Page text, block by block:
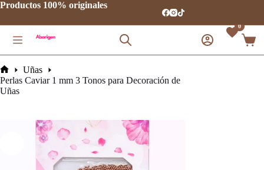
Saltar
contenido
Productos 100% originales
0
Carro
de
Inicio
Uñas
Perlas Caviar 1 mm 3 Tonos para Decoración de
Uñas